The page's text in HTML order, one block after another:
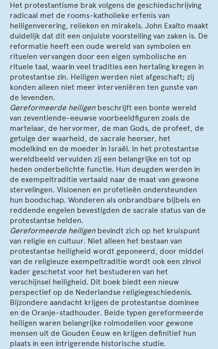
Het protestantisme brak volgens de geschiedschrijving
radicaal met de rooms-katholieke erfenis van
heiligenverering, relieken en mirakels. John Exalto maakt
duidelijk dat dit een onjuiste voorstelling van zaken is. De
reformatie heeft een oude wereld van symbolen en
rituelen vervangen door een eigen symbolische en
rituele taal, waarin veel tradities een hertaling kregen in
protestantse zin. Heiligen werden niet afgeschaft; zij
konden alleen niet meer interveniëren ten gunste van
de levenden.
Gereformeerde heiligenbeschrijft een bonte wereld
van zeventiende-eeuwse voorbeeldfiguren zoals de
martelaar, de hervormer, de man Gods, de profeet, de
getuige der waarheid, de sacrale heerser, het
modelkind en de moeder in Israël. In het protestantse
wereldbeeld vervulden zij een belangrijke en tot op
heden onderbelichte functie. Hun deugden werden in
de exempeltraditie vertaald naar de maat van gewone
stervelingen. Visioenen en profetieën ondersteunden
hun boodschap. Wonderen als onbrandbare bijbels en
reddende engelen bevestigden de sacrale status van de
protestantse helden.
Gereformeerde heiligenbevindt zich op het kruispunt
van religie en cultuur. Niet alleen het bestaan van
protestantse heiligheid wordt geponeerd, door middel
van de religieuze exempeltraditie wordt ook een zinvol
kader geschetst voor het bestuderen van het
verschijnsel heiligheid. Dit boek biedt een nieuw
perspectief op de Nederlandse religiegeschiedenis.
Bijzondere aandacht krijgen de protestantse dominee
en de Oranje-stadhouder. Beide typen gereformeerde
heiligen waren belangrijke rolmodellen voor gewone
mensen uit de Gouden Eeuw en krijgen definitief hun
plaats in een intrigerende historische studie.